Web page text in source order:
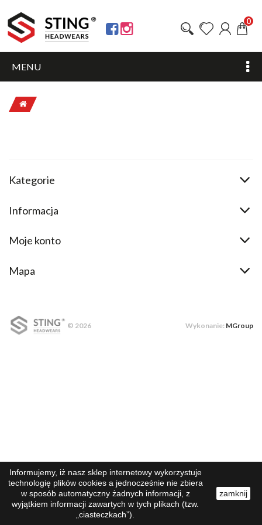
0
MENU
Kategorie
Informacja
Moje konto
Mapa
Informujemy, iż nasz sklep internetowy wykorzystuje
technologię plików cookies a jednocześnie nie zbiera
w sposób automatyczny żadnych informacji, z
wyjątkiem informacji zawartych w tych plikach (tzw.
„ciasteczkach”).
zamknij
© 2026 Wykonanie: MGroup